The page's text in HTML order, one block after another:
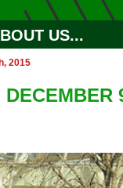
US...
2015